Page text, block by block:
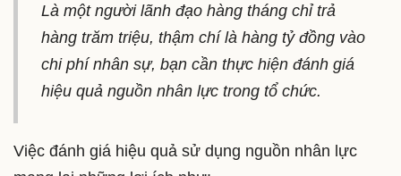
Là một người lãnh đạo hàng tháng chỉ trả
hàng trăm triệu, thậm chí là hàng tỷ đồng vào
chi phí nhân sự, bạn cần thực hiện đánh giá
hiệu quả nguồn nhân lực trong tổ chức.
Việc đánh giá hiệu quả sử dụng nguồn nhân lực